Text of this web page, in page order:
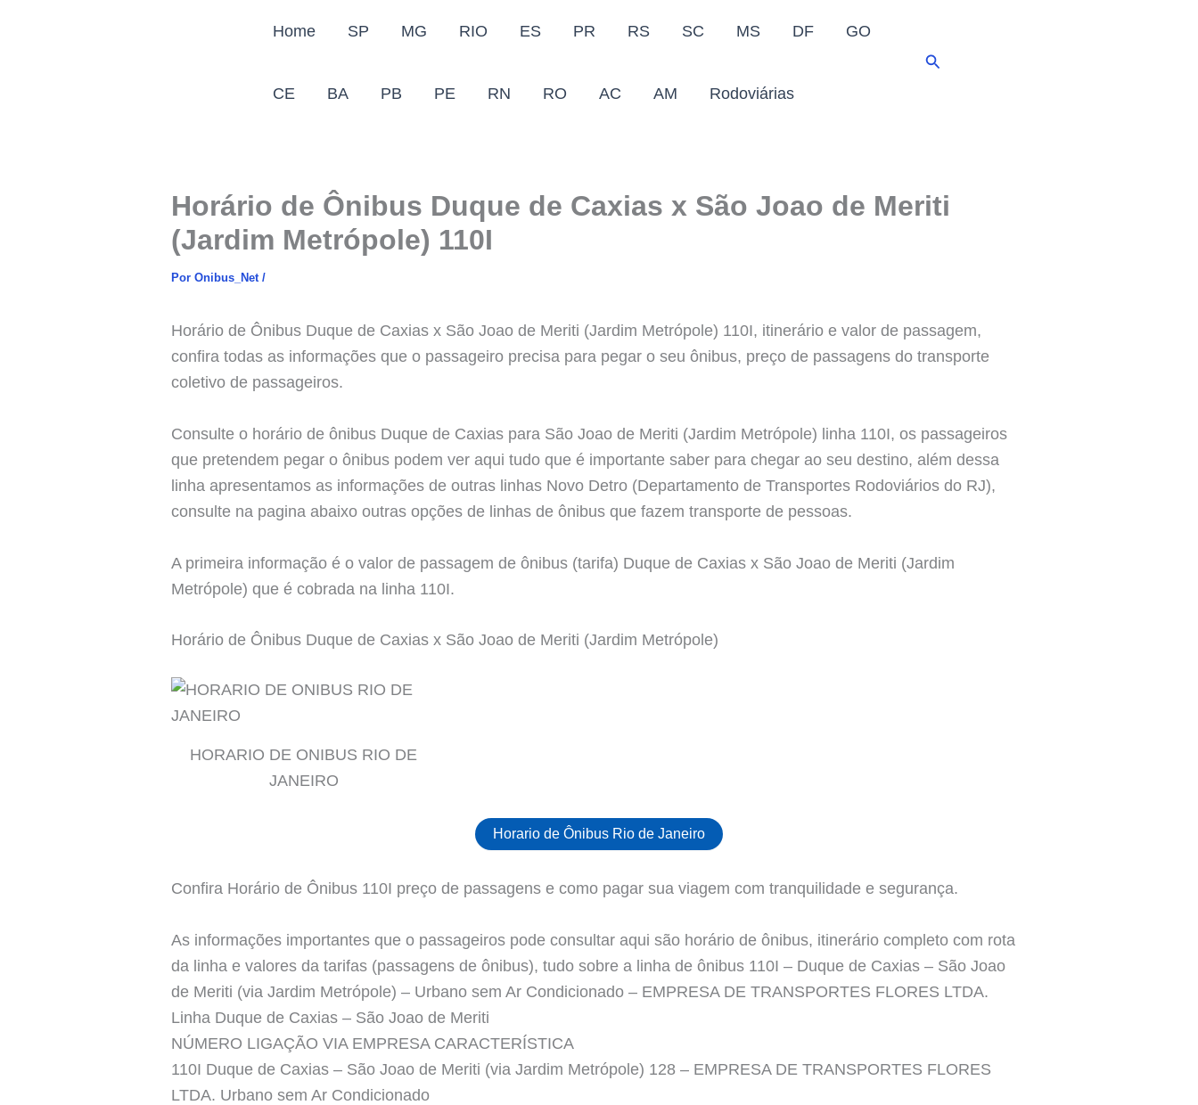
Home SP MG RIO ES PR RS SC MS DF GO
CE BA PB PE RN RO AC AM Rodoviárias
Pesquisar
Horário de Ônibus Duque de Caxias x São Joao de Meriti
(Jardim Metrópole) 110I
Por Onibus_Net /
Horário de Ônibus Duque de Caxias x São Joao de Meriti (Jardim Metrópole) 110I, itinerário e valor de passagem,
confira todas as informações que o passageiro precisa para pegar o seu ônibus, preço de passagens do transporte
coletivo de passageiros.
Consulte o horário de ônibus Duque de Caxias para São Joao de Meriti (Jardim Metrópole) linha 110I, os passageiros
que pretendem pegar o ônibus podem ver aqui tudo que é importante saber para chegar ao seu destino, além dessa
linha apresentamos as informações de outras linhas Novo Detro (Departamento de Transportes Rodoviários do RJ),
consulte na pagina abaixo outras opções de linhas de ônibus que fazem transporte de pessoas.
A primeira informação é o valor de passagem de ônibus (tarifa) Duque de Caxias x São Joao de Meriti (Jardim
Metrópole) que é cobrada na linha 110I.
Horário de Ônibus Duque de Caxias x São Joao de Meriti (Jardim Metrópole)
HORARIO DE ONIBUS RIO DE
JANEIRO
Horario de Ônibus Rio de Janeiro
Confira Horário de Ônibus 110I preço de passagens e como pagar sua viagem com tranquilidade e segurança.
As informações importantes que o passageiros pode consultar aqui são horário de ônibus, itinerário completo com rota
da linha e valores da tarifas (passagens de ônibus), tudo sobre a linha de ônibus 110I – Duque de Caxias – São Joao
de Meriti (via Jardim Metrópole) – Urbano sem Ar Condicionado – EMPRESA DE TRANSPORTES FLORES LTDA.
Linha Duque de Caxias – São Joao de Meriti
NÚMERO LIGAÇÃO VIA EMPRESA CARACTERÍSTICA
110I Duque de Caxias – São Joao de Meriti (via Jardim Metrópole) 128 – EMPRESA DE TRANSPORTES FLORES
LTDA. Urbano sem Ar Condicionado